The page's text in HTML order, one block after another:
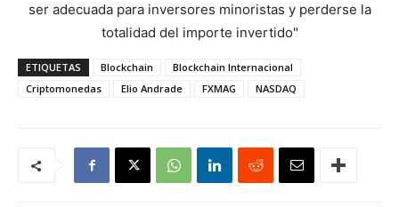
ser adecuada para inversores minoristas y perderse la
totalidad del importe invertido"
ETIQUETAS Blockchain
Blockchain Internacional
Criptomonedas
Elio Andrade FXMAG NASDAQ